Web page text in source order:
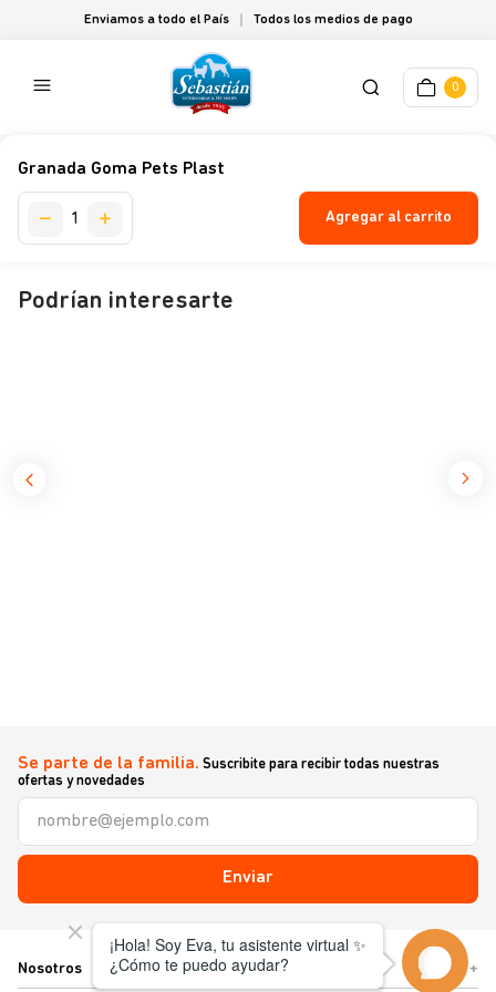
Enviamos a todo el País Todos los medios de pago
0
Granada Goma Pets Plast
Agregar al carrito
Podrían interesarte
Se parte de la familia. Suscribite para recibir todas nuestras
ofertas y novedades
Enviar
Nosotros +